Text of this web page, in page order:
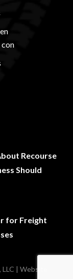
Recourse
Should
for Freight
| Website